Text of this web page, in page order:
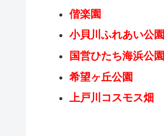
偕楽園
小貝川ふれあい公園
国営ひたち海浜公園
希望ヶ丘公園
上戸川コスモス畑